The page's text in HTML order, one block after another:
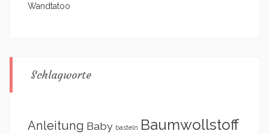
Wandtatoo
Schlagworte
Anleitung Baby basteln Baumwollstoff